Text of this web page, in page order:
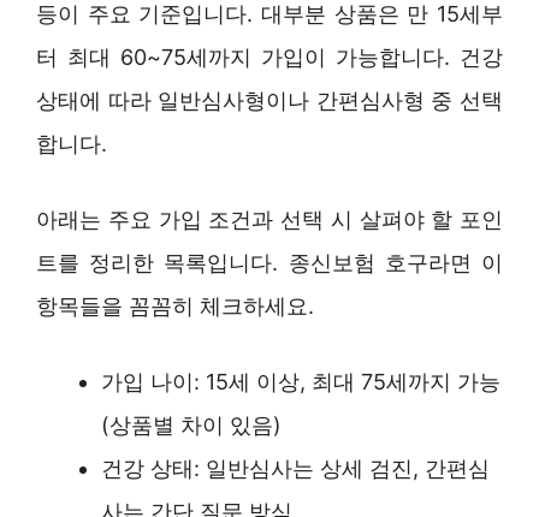
등이 주요 기준입니다. 대부분 상품은 만 15세부
터 최대 60~75세까지 가입이 가능합니다. 건강
상태에 따라 일반심사형이나 간편심사형 중 선택
합니다.
아래는 주요 가입 조건과 선택 시 살펴야 할 포인
트를 정리한 목록입니다. 종신보험 호구라면 이
항목들을 꼼꼼히 체크하세요.
가입 나이: 15세 이상, 최대 75세까지 가능
(상품별 차이 있음)
건강 상태: 일반심사는 상세 검진, 간편심
사는 간단 질문 방식